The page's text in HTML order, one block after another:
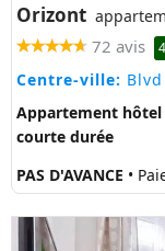
Orizont
72 avis
Centre-ville:
Appartement
courte durée
PAS D'AVANCE •